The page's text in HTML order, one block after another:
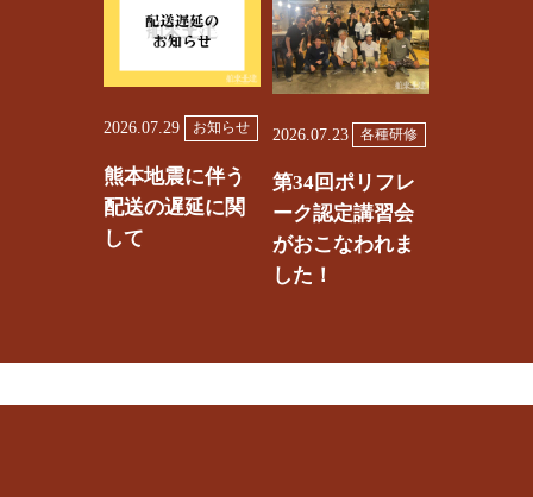
2026.07.29 お知らせ
熊本地震に伴う
配送の遅延に関
して
2026.07.23 各種研修
第34回ポリフレ
ーク認定講習会
がおこなわれま
した！